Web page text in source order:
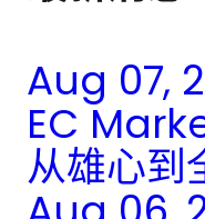
Aug 07,
EC
从雄心到